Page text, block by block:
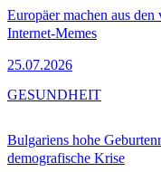
Europäer machen aus
Internet-Memes
25.07.2026
Bulgariens hohe
demografische Krise
GESUNDHEIT